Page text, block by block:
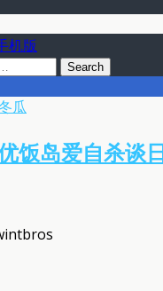
机版
瓜
饭岛爱自杀谈